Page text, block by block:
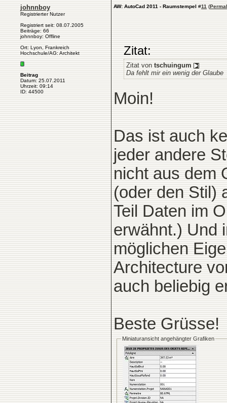
johnnboy
Registrierter Nutzer
Registriert seit: 08.07.2005
Beiträge: 66
johnnboy: Offline
Ort: Lyon, Frankreich
Hochschule/AG: Architekt
Beitrag
Datum: 25.07.2011
Uhrzeit: 09:14
ID: 44500
AW: AutoCad 2011 - Raumstempel #11 (
Zitat:
Zitat von tschuingum
Da fehlt mir ein wenig der Glaube
Moin!
Das ist auch
jeder andere
nicht aus dem
(oder den Stil)
Teil Daten im
erwähnt.) Und
möglichen
Architecture
auch beliebig
Beste Grüsse!
Miniaturansicht angehängter Grafiken